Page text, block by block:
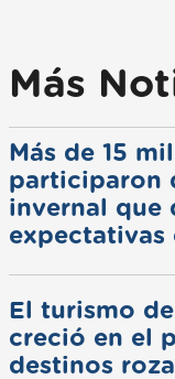
Más
Más de 15
participaron
invernal que
expectativas
El turismo
creció en el
destinos